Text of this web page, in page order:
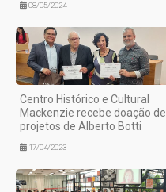
08/05/2024
Centro Histórico e Cultural
Mackenzie recebe doação de
projetos de Alberto Botti
17/04/2023